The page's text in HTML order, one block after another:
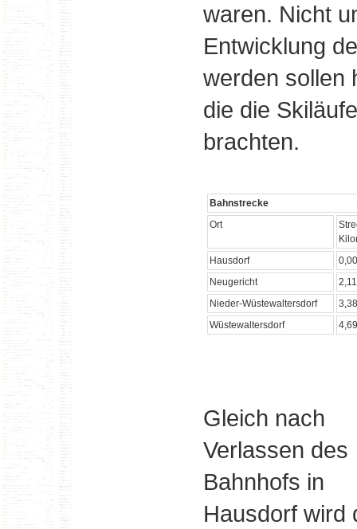
waren. Nicht
Entwicklung
werden sollen
die die
brachten.
Bahnstrecke
Ort
Hausdorf
Neugericht
Nieder-Wüstewaltersdorf
Wüstewaltersdorf
Gleich nach
Verlassen des
Bahnhofs in
Hausdorf wird